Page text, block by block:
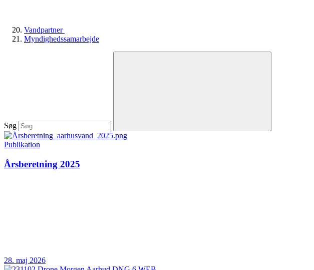
Vandpartner
Myndighedssamarbejde
Søg
Publikation
Årsberetning 2025
28. maj 2026